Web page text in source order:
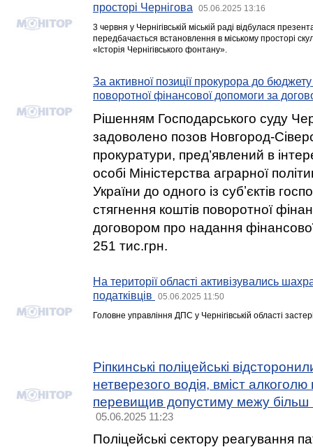
просторі Чернігова
05.06.2025 13:16
3 червня у Чернігівській міській раді відбулася
передбачається встановлення в міському просторі
«Історія Чернігівського фонтану».
За активної позиції прокурора до
поворотної фінансової допомоги за
Рішенням Господарського суду
задоволено позов Новгород-
прокуратури, пред’явлений в
особі Міністерства аграрної
України до одного із субʼєктів
стягнення коштів поворотної
договором про надання
251 тис.грн.
На території області активізувались
податківців
05.06.2025 11:50
Головне управління ДПС у Чернігівській області
Ріпкинські поліцейські
нетверезого водія, вміст алкоголю
перевищив допустиму межу більш
05.06.2025 11:23
Поліцейські сектору реагування